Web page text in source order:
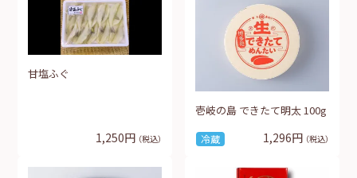
甘塩ふぐ
1,250円 （税込） 冷蔵
壱岐の島 できたて明太 100g
1,296円 （税込）